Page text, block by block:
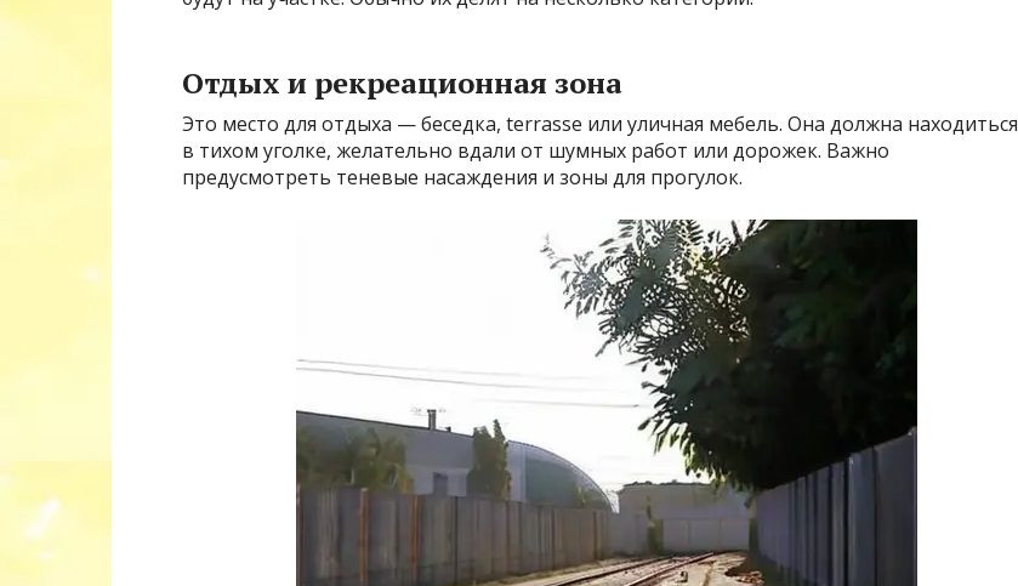
Отдых и рекреационная зона
Это место для отдыха — беседка, terrasse или уличная мебель. Она должна находиться
в тихом уголке, желательно вдали от шумных работ или дорожек. Важно
предусмотреть теневые насаждения и зоны для прогулок.